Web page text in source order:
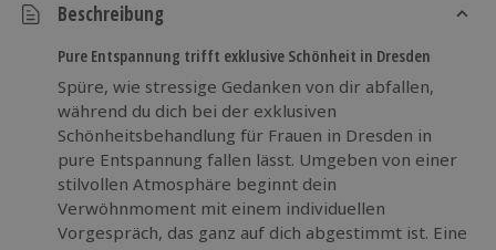
Beschreibung
Pure Entspannung trifft exklusive Schönheit in Dresden
Spüre, wie stressige Gedanken von dir abfallen,
während du dich bei der exklusiven
Schönheitsbehandlung für Frauen in Dresden in
pure Entspannung fallen lässt. Umgeben von einer
stilvollen Atmosphäre beginnt dein
Verwöhnmoment mit einem individuellen
Vorgespräch, das ganz auf dich abgestimmt ist. Eine